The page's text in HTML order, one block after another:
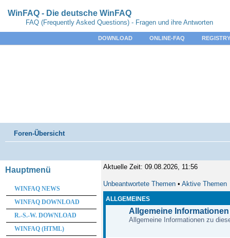
WinFAQ - Die deutsche WinFAQ
FAQ (Frequently Asked Questions) - Fragen und ihre Antworten
DOWNLOAD ONLINE-FAQ
Foren-Übersicht
Aktuelle Zeit: 09.08.2026, 11:56
Unbeantwortete Themen• Aktive Themen
ALLGEMEINES
Allgemeine Informationen
Allgemeine Informationen zu
Hauptmenü
WINFAQ NEWS
WINFAQ DOWNLOAD
R.-S.-W. DOWNLOAD
WINFAQ (HTML)